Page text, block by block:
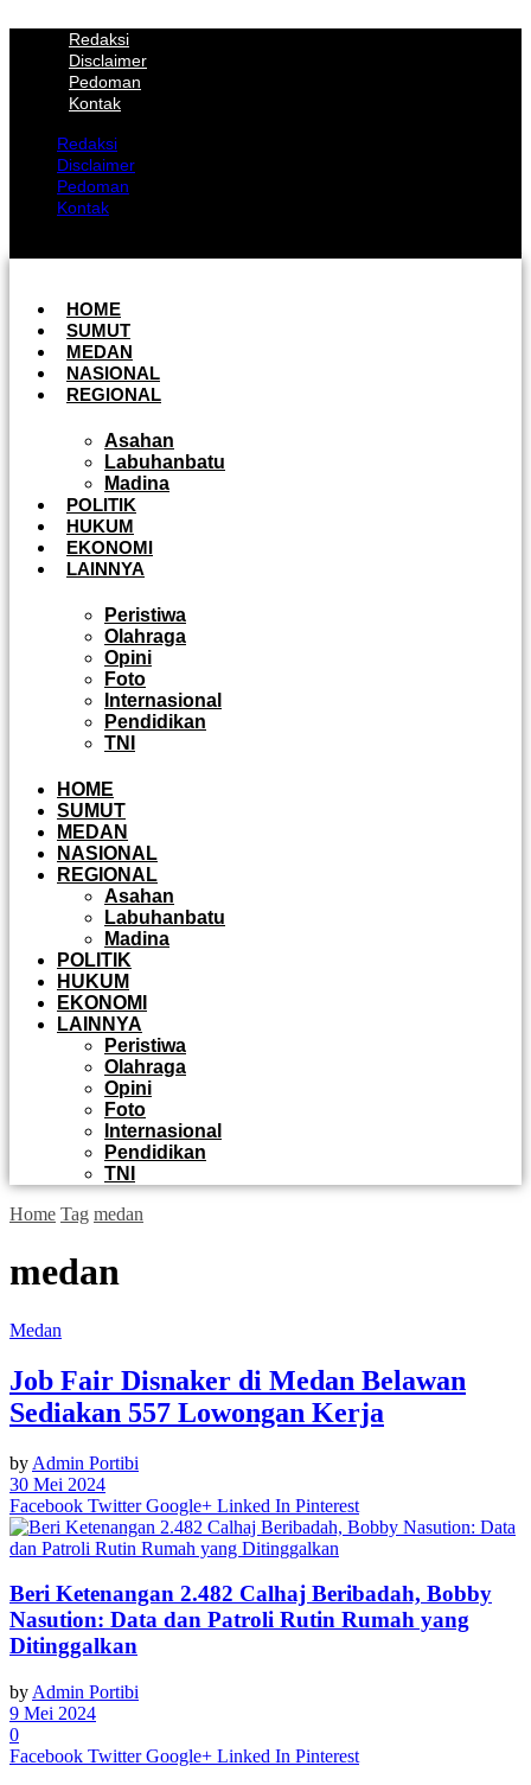
Redaksi
Disclaimer
Pedoman
Kontak
Redaksi
Disclaimer
Pedoman
Kontak
HOME
SUMUT
MEDAN
NASIONAL
REGIONAL
Asahan
Labuhanbatu
Madina
POLITIK
HUKUM
EKONOMI
LAINNYA
Peristiwa
Olahraga
Opini
Foto
Internasional
Pendidikan
TNI
HOME
SUMUT
MEDAN
NASIONAL
REGIONAL
Asahan
Labuhanbatu
Madina
POLITIK
HUKUM
EKONOMI
LAINNYA
Peristiwa
Olahraga
Opini
Foto
Internasional
Pendidikan
TNI
Home Tag medan
medan
Medan
Job Fair Disnaker di Medan Belawan
Sediakan 557 Lowongan Kerja
by Admin Portibi
30 Mei 2024
Facebook Twitter Google+ Linked In Pinterest
Beri Ketenangan 2.482 Calhaj Beribadah, Bobby
Nasution: Data dan Patroli Rutin Rumah yang
Ditinggalkan
by Admin Portibi
9 Mei 2024
0
Facebook Twitter Google+ Linked In Pinterest